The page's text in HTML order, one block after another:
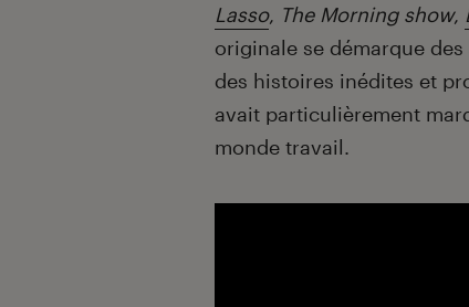
Lasso, The Morning show,
originale se démarque
des histoires inédites et
avait particulièrement
monde travail.